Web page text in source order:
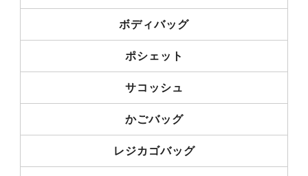
ボディバッグ
ポシェット
サコッシュ
かごバッグ
レジカゴバッグ